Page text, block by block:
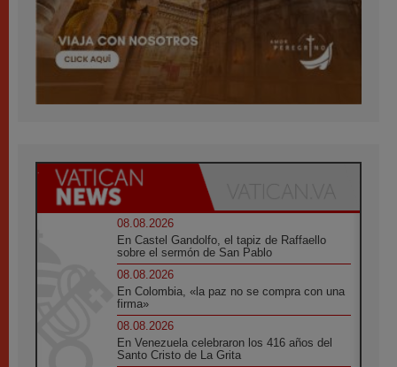
08.08.2026
En Castel Gandolfo, el tapiz de Raffaello
sobre el sermón de San Pablo
08.08.2026
En Colombia, «la paz no se compra con una
firma»
08.08.2026
En Venezuela celebraron los 416 años del
Santo Cristo de La Grita